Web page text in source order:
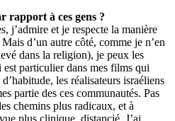
rapport à ces gens ?
jʼadmire et je respecte la manière
dʼun autre côté, comme je nʼen
dans la religion), je peux les
particulier dans mes films qui
les réalisateurs israéliens
partie des ces communautés. Pas
chemins plus radicaux, et à